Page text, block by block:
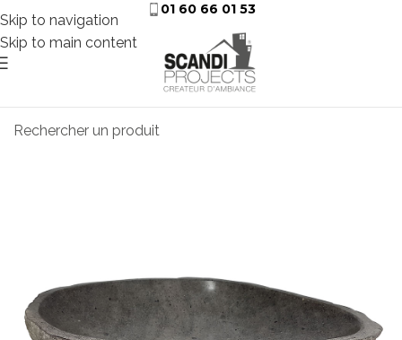
Skip to navigation
Skip to main content
01 60 66 01 53